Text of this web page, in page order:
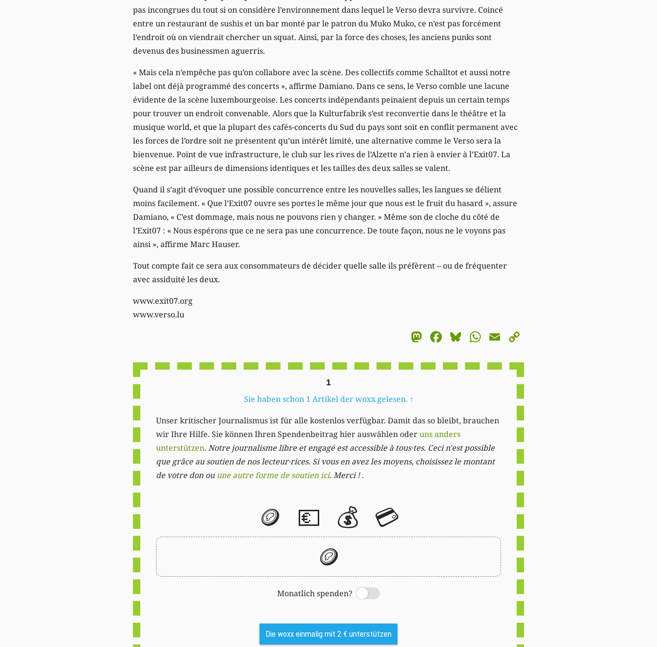
pas incongrues du tout si on considère l’environnement dans lequel le Verso devra survivre. Coincé
entre un restaurant de sushis et un bar monté par le patron du Muko Muko, ce n’est pas forcément
l’endroit où on viendrait chercher un squat. Ainsi, par la force des choses, les anciens punks sont
devenus des businessmen aguerris.
« Mais cela n’empêche pas qu’on collabore avec la scène. Des collectifs comme Schalltot et aussi notre
label ont déjà programmé des concerts », affirme Damiano. Dans ce sens, le Verso comble une lacune
évidente de la scène luxembourgeoise. Les concerts indépendants peinaient depuis un certain temps
pour trouver un endroit convenable. Alors que la Kulturfabrik s’est reconvertie dans le théâtre et la
musique world, et que la plupart des cafés-concerts du Sud du pays sont soit en conflit permanent avec
les forces de l’ordre soit ne présentent qu’un intérêt limité, une alternative comme le Verso sera la
bienvenue. Point de vue infrastructure, le club sur les rives de l’Alzette n’a rien à envier à l’Exit07. La
scène est par ailleurs de dimensions identiques et les tailles des deux salles se valent.
Quand il s’agit d’évoquer une possible concurrence entre les nouvelles salles, les langues se délient
moins facilement. « Que l’Exit07 ouvre ses portes le même jour que nous est le fruit du hasard », assure
Damiano, « C’est dommage, mais nous ne pouvons rien y changer. » Même son de cloche du côté de
l’Exit07 : « Nous espérons que ce ne sera pas une concurrence. De toute façon, nous ne le voyons pas
ainsi », affirme Marc Hauser.
Tout compte fait ce sera aux consommateurs de décider quelle salle ils préfèrent – ou de fréquenter
avec assiduité les deux.
www.exit07.org
www.verso.lu
Mastodon
Facebook
Bluesky
WhatsApp
Email
1
Sie haben schon 1 Artikel der woxx gelesen. ↑
Unser kritischer Journalismus ist für alle kostenlos verfügbar. Damit das so bleibt, brauchen
wir Ihre Hilfe. Sie können Ihren Spendenbeitrag hier auswählen oderuns anders
unterstützen. Notre journalisme libre et engagé est accessible à tous·tes. Ceci n'est possible
que grâce au soutien de nos lecteur·rices. Si vous en avez les moyens, choisissez le montant
de votre don ou une autre forme de soutien ici. Merci ! .
🪙 💶 💰 💳
🪙
Monatlich spenden?
Switch
Die woxx einmalig mit 2 € unterstützen